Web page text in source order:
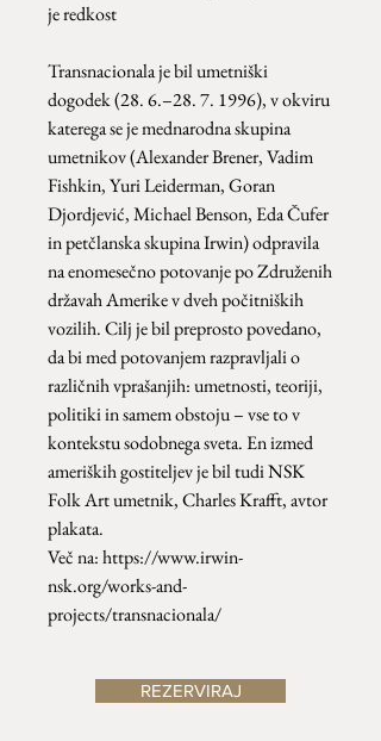
je redkost
Transnacionala je bil umetniški
dogodek (28. 6.–28. 7. 1996), v okviru
katerega se je mednarodna skupina
umetnikov (Alexander Brener, Vadim
Fishkin, Yuri Leiderman, Goran
Djordjević, Michael Benson, Eda Čufer
in petčlanska skupina Irwin) odpravila
na enomesečno potovanje po Združenih
državah Amerike v dveh počitniških
vozilih. Cilj je bil preprosto povedano,
da bi med potovanjem razpravljali o
različnih vprašanjih: umetnosti, teoriji,
politiki in samem obstoju – vse to v
kontekstu sodobnega sveta. En izmed
ameriških gostiteljev je bil tudi NSK
Folk Art umetnik, Charles Krafft, avtor
plakata.
Več na: https://www.irwin-
nsk.org/works-and-
projects/transnacionala/
REZERVIRAJ